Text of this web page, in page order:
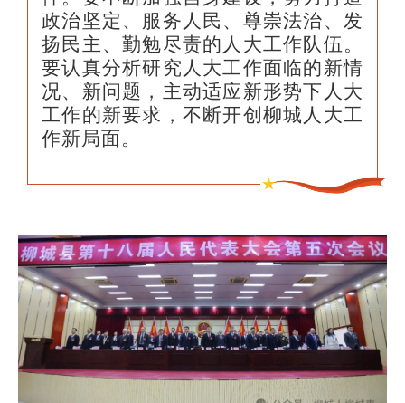
政治坚定、服务人民、尊崇法治、发
扬民主、勤勉尽责的人大工作队伍。
要认真分析研究人大工作面临的新情
况、新问题，主动适应新形势下人大
工作的新要求，不断开创柳城人大工
作新局面。